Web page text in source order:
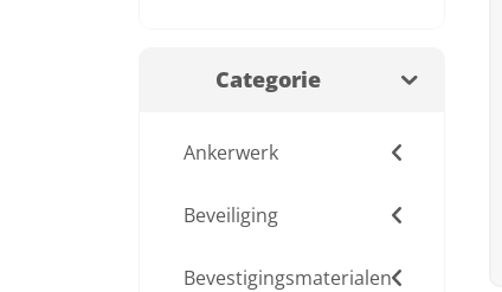
Categorie
Ankerwerk
Beveiliging
Bevestigingsmaterialen